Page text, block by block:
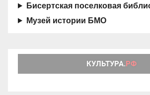
Бисертская поселковая
Музей истории БМО